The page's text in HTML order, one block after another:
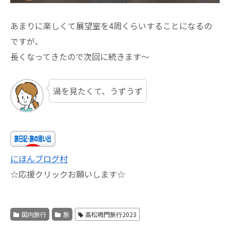
あまりに楽しくて展望室を4周くらいすることになるの
ですが、
長くなってきたので次回に続きます～
渦を見たくて、うずうず
にほんブログ村
☆応援クリックお願いします☆
国内旅行 旅 高松鳴門旅行2023